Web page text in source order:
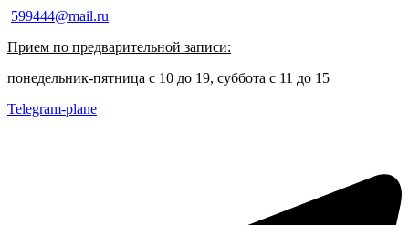
599444@mail.ru
Прием по предварительной записи:
понедельник-пятница с 10 до 19, суббота с 11 до 15
Telegram-plane